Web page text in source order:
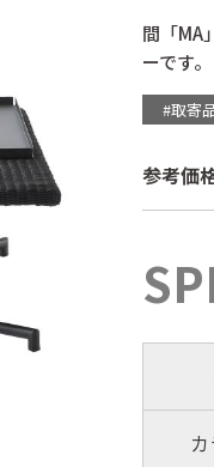
間「MA
ーです。
#取寄
参考価